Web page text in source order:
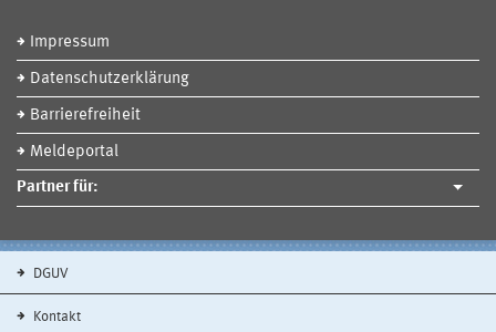
Impressum
Datenschutzerklärung
Barrierefreiheit
Meldeportal
Partner für:
DGUV
Kontakt